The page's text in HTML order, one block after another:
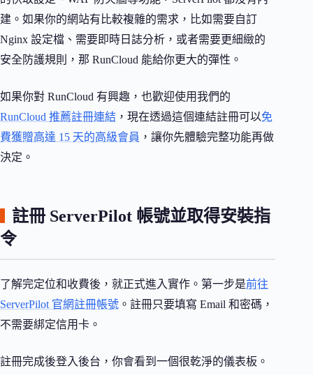
建。如果你的網站有比較複雜的需求，比如需要自訂
Nginx 設定檔、需要即時日誌分析，或者需要更細緻的
安全防護規則，那 RunCloud 能給你更大的彈性。
如果你對 RunCloud 有興趣，也歡迎使用我們的
RunCloud 推薦註冊連結 ，現在透過這個連結註冊可以免
費獲贈高達 15 天的高級會員 ，讓你先體驗完整功能再做
決定。
註冊 ServerPilot 帳號並取得安裝指
令
了解完定位和收費後，就正式進入實作。第一步是前往
ServerPilot 官網註冊帳號 。註冊只要填寫 Email 和密碼，
不需要綁定信用卡。
註冊完成後登入後台，你會看到一個很乾淨的儀表板。